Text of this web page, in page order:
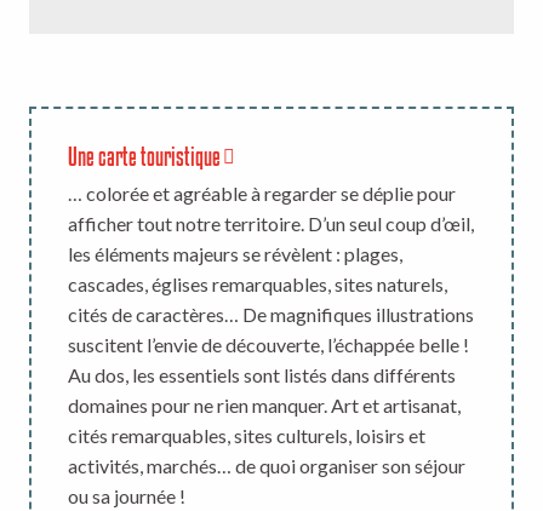
Une carte touristique
… colorée et agréable à regarder se déplie pour
afficher tout notre territoire. D’un seul coup d’œil,
les éléments majeurs se révèlent : plages,
cascades, églises remarquables, sites naturels,
cités de caractères… De magnifiques illustrations
suscitent l’envie de découverte, l’échappée belle !
Au dos, les essentiels sont listés dans différents
domaines pour ne rien manquer. Art et artisanat,
cités remarquables, sites culturels, loisirs et
activités, marchés… de quoi organiser son séjour
ou sa journée !